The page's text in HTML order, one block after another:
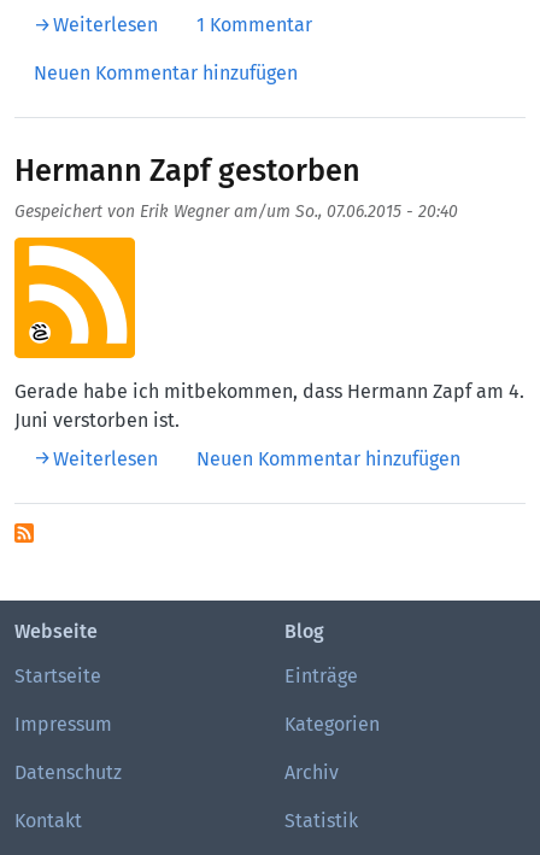
Weiterlesen über George Gaynes gestorben
1 Kommentar
Neuen Kommentar hinzufügen
Hermann Zapf gestorben
Gespeichert von Erik Wegneram/um So., 07.06.2015 - 20:40
Aufmacherbild
Gerade habe ich mitbekommen, dass Hermann Zapf am 4.
Juni verstorben ist.
Weiterlesen über Hermann Zapf gestorben
Neuen Kommentar hinzufügen
Webseite
Startseite
Impressum
Datenschutz
Kontakt
Blog
Einträge
Kategorien
Archiv
Statistik